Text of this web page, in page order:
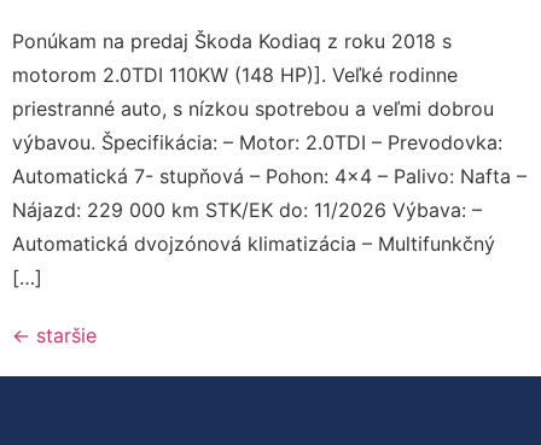
Ponúkam na predaj Škoda Kodiaq z roku 2018 s
motorom 2.0TDI 110KW (148 HP)]. Veľké rodinne
priestranné auto, s nízkou spotrebou a veľmi dobrou
výbavou. Špecifikácia: – Motor: 2.0TDI – Prevodovka:
Automatická 7- stupňová – Pohon: 4×4 – Palivo: Nafta –
Nájazd: 229 000 km STK/EK do: 11/2026 Výbava: –
Automatická dvojzónová klimatizácia – Multifunkčný
[…]
← staršie